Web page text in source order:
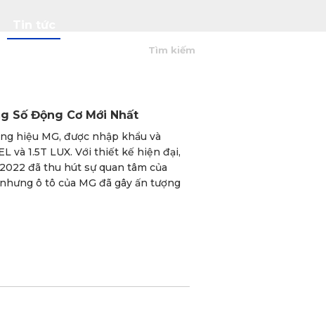
Số Động Cơ Mới Nhất
hiệu MG, được nhập khẩu và
và 1.5T LUX. Với thiết kế hiện đại,
đã thu hút sự quan tâm của
ô tô của MG đã gây ấn tượng